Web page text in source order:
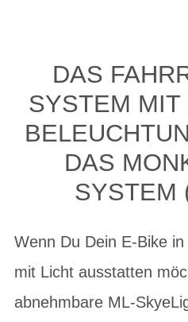
DAS
SYSTEM MIT
DAS
SYSTEM
Wenn Du Dein E-Bike
mit Licht ausstatten
abnehmbare ML-